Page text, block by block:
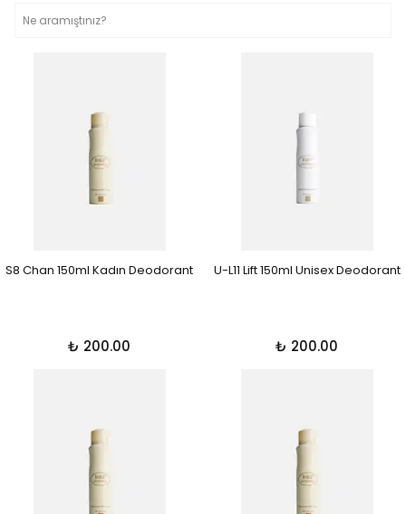
S8 Chan 150ml Kadın Deodorant
₺ 200.00
U-L11 Lift 150ml Unisex Deodorant
₺ 200.00